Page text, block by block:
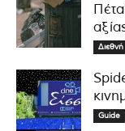
Διεθνή
Guide